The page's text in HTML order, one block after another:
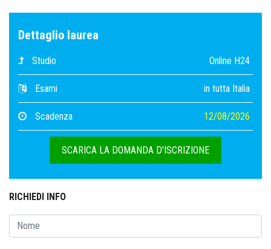
Dettaglio laurea
Studio Online H24
Esami in tutta Italia
Scadenza 12/08/2026
SCARICA LA DOMANDA D'ISCRIZIONE
RICHIEDI INFO